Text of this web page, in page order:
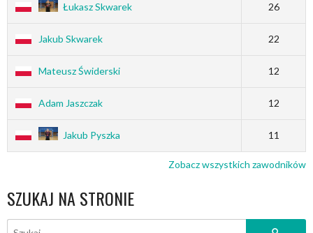
Łukasz Skwarek 26
Jakub Skwarek 22
Mateusz Świderski 12
Adam Jaszczak 12
Jakub Pyszka 11
Zobacz wszystkich zawodników
SZUKAJ NA STRONIE
Szukaj: